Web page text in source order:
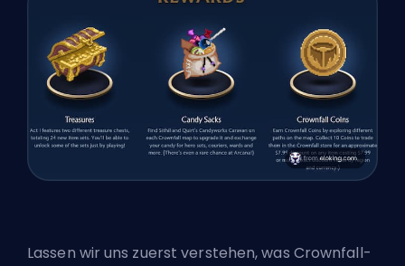
Lassen wir uns zuerst verstehen, was Crownfall-